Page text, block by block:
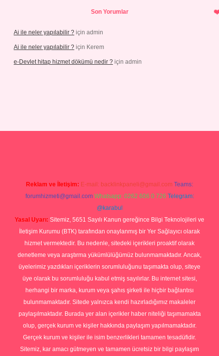
Son Yorumlar
Ai ile neler yapılabilir ? için admin
Ai ile neler yapılabilir ? için Kerem
e-Devlet hitap hizmet dökümü nedir ? için admin
Reklam ve İletişim: E-mail: backlinkpaneli@gmail.com Teams:
forumhizmeti@gmail.com Whatsapp: 0262 606 0 726 Telegram:
@karabul
Yasal Uyarı: Sitemiz, 5651 Sayılı Kanun gereğince Bilgi Teknolojileri ve
İletişim Kurumu (BTK) tarafından onaylanmış bir Yer Sağlayıcı olarak
hizmet vermektedir. Bu nedenle, sitedeki içerikleri proaktif olarak
denetleme veya araştırma yükümlülüğümüz bulunmamaktadır. Ancak,
üyelerimiz yazdıkları içeriklerin sorumluluğunu taşımakta olup, siteye
üye olarak bu sorumluluğu kabul etmiş sayılırlar. Bu internet sitesi,
herhangi bir marka, kurum veya şahıs şirketi ile hiçbir bağlantısı
bulunmamaktadır. Sitede yalnızca kendi hazırladığımız makaleler
paylaşılmaktadır. Burada yer alan içerikler haber niteliği taşımamakta
olup, gerçek kurum ve kişiler hakkında paylaşım yapılmamaktadır.
Gerçek kurum ve kişiler ile isim benzerlikleri tamamen tesadüfidir.
Sitemiz, kar amacı gütmeyen ve tamamen ücretsiz bir bilgi paylaşım